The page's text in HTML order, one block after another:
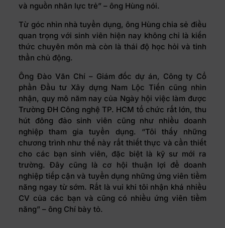
và nguồn nhân lực trẻ” – ông Hùng nói.
Từ góc nhìn nhà tuyển dụng, ông Hùng chia sẻ điều
quan trọng với sinh viên hiện nay không chỉ là kiến
thức chuyên môn mà còn là thái độ học hỏi và tinh
thần chủ động.
Ông Đào Văn Chí – Giám đốc dự án, Công ty Cổ
phần Đầu tư Xây dựng Nam Lộc Tiến cũng nhìn
nhận, quy mô năm nay của Ngày hội việc làm được
Trường ĐH Công nghệ TP. HCM tổ chức rất lớn, thu
hút đông đảo sinh viên cũng như nhiều doanh
nghiệp tham gia tuyển dụng. “Tôi thấy những
chương trình như thế này rất thiết thực và cần thiết
cho các bạn sinh viên, đặc biệt là kỹ sư mới ra
trường. Đây cũng là cơ hội thuận lợi để doanh
nghiệp tiếp cận và tuyển dụng những ứng viên tiềm
năng ngay từ sớm. Rất là vui khi tôi nhận khá nhiều
CV của các bạn và cũng có nhiều ứng viên tiềm
năng” – ông Chí bày tỏ.